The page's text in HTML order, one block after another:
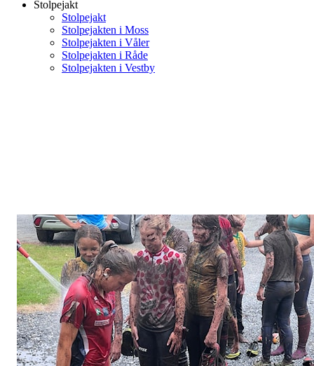
Stolpejakt
Stolpejakt
Stolpejakten i Moss
Stolpejakten i Våler
Stolpejakten i Råde
Stolpejakten i Vestby